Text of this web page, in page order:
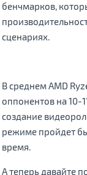
бенчмарков,
сценариях.
В среднем AMD
оппонентов на 10-
создание
режиме пройдет
время.
А теперь давайте